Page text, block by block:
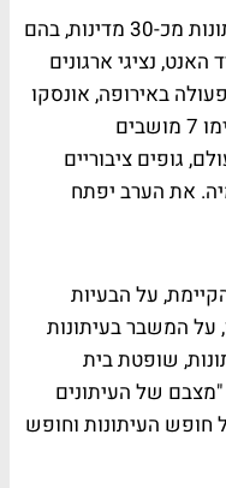
בכנס משתתפים נציגי מועצות העיתונות מכ-30 מדינות, בהם
האנט, נציגי ארגונים
באירופה, אונסקו
ומועצת אירופה. ב-2 ימי הכנס יתקיימו 7 מושבים
גופים ציבוריים
את הערב יפתח
על הבעיות
המשבר בעיתונות
שופטת בית
"מצבם של העיתונים
העיתונות וחופש